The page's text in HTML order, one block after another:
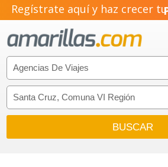
Regístrate aquí y haz crecer tu